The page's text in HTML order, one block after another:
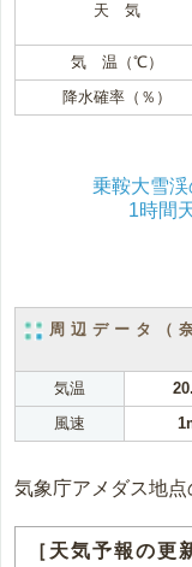
天 気
気 温（℃）
降水確率（％）
乗鞍大雪
1時間
周辺データ（
気温
風速
気象庁アメダス地
［天気予報の更